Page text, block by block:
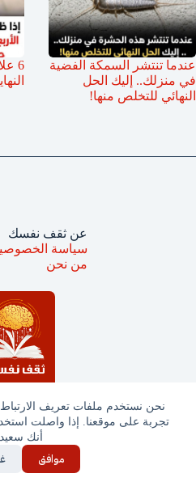
نحن نستخدم ملفات تعريف
تجربة على موقعنا. إذا واصلت
أنك
موافق
عندما تنتشر السمكة الفضية
في منزلك.. إليك الحل
النهائي للتخلص منها!
6
جميع الحقوق محفوظة ©
عن ثقف نفسك
سياسة
من نحن